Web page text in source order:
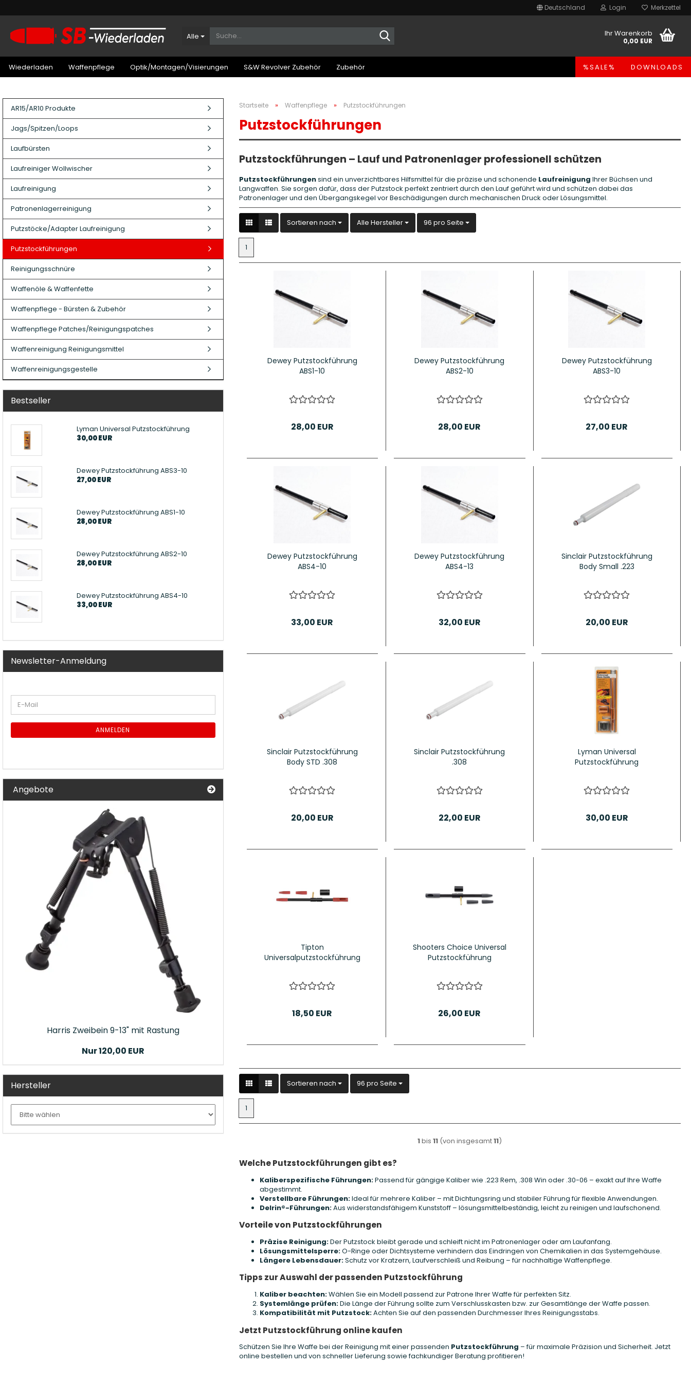
Deutschland Login Merkzettel
Alle
Suche... Ihr Warenkorb
0,00 EUR
Wiederladen
Patronenboxen Kurzwaffe
Patronenboxen
Langwaffe
Aufbewahrungsboxen/Sonstige
Boxen
Dillon Wiederladen
Double Alpha Academy
Ladepressen
Ladepressen Zubehör
Uniqutek Dillon Zubehör
Geschosse Langwaffe
Zündhütchen Large
Zündhütchen Sonstige
Waffenpflege Optik/Montagen/Visierungen S&W Revolver Zubehör Zubehör %SALE% DOWNLOADS
Startseite » Waffenpflege » Putzstockführungen
Putzstockführungen
Putzstockführungen – Lauf und Patronenlager professionell schützen
Putzstockführungensind ein unverzichtbares Hilfsmittel für die präzise und schonende Laufreinigung Ihrer Büchsen und
Langwaffen. Sie sorgen dafür, dass der Putzstock perfekt zentriert durch den Lauf geführt wird und schützen dabei das
Patronenlager und den Übergangskegel vor Beschädigungen durch mechanischen Druck oder Lösungsmittel.
Sortieren nach
Sortieren nach Alle Hersteller 96 pro Seite
pro Seite
1
Dewey Putzstockführung
ABS1-10
28,00 EUR
Dewey Putzstockführung
ABS2-10
28,00 EUR
Dewey Putzstockführung
ABS3-10
27,00 EUR
Dewey Putzstockführung
ABS4-10
33,00 EUR
Dewey Putzstockführung
ABS4-13
32,00 EUR
Sinclair Putzstockführung
Body Small .223
20,00 EUR
Sinclair Putzstockführung
Body STD .308
20,00 EUR
Sinclair Putzstockführung
.308
22,00 EUR
Lyman Universal
Putzstockführung
30,00 EUR
Tipton
Universalputzstockführung
18,50 EUR
Shooters Choice Universal
Putzstockführung
26,00 EUR
Sortieren nach
Sortieren nach 96 pro Seite
pro Seite
1
1bis11 (von insgesamt11)
Welche Putzstockführungen gibt es?
Kaliberspezifische Führungen:Passend für gängige Kaliber wie .223 Rem, .308 Win oder .30-06 – exakt auf Ihre Waffe
abgestimmt.
Verstellbare Führungen:Ideal für mehrere Kaliber – mit Dichtungsring und stabiler Führung für flexible Anwendungen.
Delrin®-Führungen:Aus widerstandsfähigem Kunststoff – lösungsmittelbeständig, leicht zu reinigen und laufschonend.
Vorteile von Putzstockführungen
Präzise Reinigung:Der Putzstock bleibt gerade und schleift nicht im Patronenlager oder am Laufanfang.
Lösungsmittelsperre:O-Ringe oder Dichtsysteme verhindern das Eindringen von Chemikalien in das Systemgehäuse.
Längere Lebensdauer:Schutz vor Kratzern, Laufverschleiß und Reibung – für nachhaltige Waffenpflege.
Tipps zur Auswahl der passenden Putzstockführung
Kaliber beachten:Wählen Sie ein Modell passend zur Patrone Ihrer Waffe für perfekten Sitz.
Systemlänge prüfen:Die Länge der Führung sollte zum Verschlusskasten bzw. zur Gesamtlänge der Waffe passen.
Kompatibilität mit Putzstock:Achten Sie auf den passenden Durchmesser Ihres Reinigungsstabs.
Jetzt Putzstockführung online kaufen
Schützen Sie Ihre Waffe bei der Reinigung mit einer passenden Putzstockführung – für maximale Präzision und Sicherheit. Jetzt
online bestellen und von schneller Lieferung sowie fachkundiger Beratung profitieren!
AR15/AR10 Produkte
Jags/Spitzen/Loops
Laufbürsten
Laufreiniger Wollwischer
Laufreinigung
Patronenlagerreinigung
Putzstöcke/Adapter Laufreinigung
Putzstockführungen
Reinigungsschnüre
Waffenöle & Waffenfette
Waffenpflege - Bürsten & Zubehör
Waffenpflege Patches/Reinigungspatches
Waffenreinigung Reinigungsmittel
Waffenreinigungsgestelle
Bestseller
Lyman Universal Putzstockführung
30,00 EUR
Dewey Putzstockführung ABS3-10
27,00 EUR
Dewey Putzstockführung ABS1-10
28,00 EUR
Dewey Putzstockführung ABS2-10
28,00 EUR
Dewey Putzstockführung ABS4-10
33,00 EUR
Newsletter-Anmeldung
WEITER
ZUR
NEWSLETTER-
ANMELDUNG
E-
Mail
ANMELDEN
Angebote
Harris Zweibein 9-13" mit Rastung
Nur 120,00 EUR
Hersteller